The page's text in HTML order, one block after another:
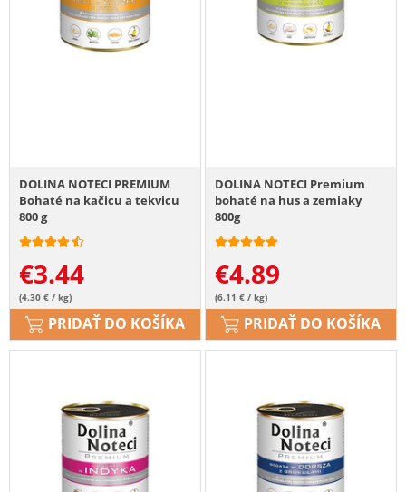
DOLINA NOTECI PREMIUM
Bohaté na kačicu a tekvicu
800 g
€3.44
(4.30 € / kg)
PRIDAŤ DO KOŠÍKA
DOLINA NOTECI Premium
bohaté na hus a zemiaky
800g
€4.89
(6.11 € / kg)
PRIDAŤ DO KOŠÍKA